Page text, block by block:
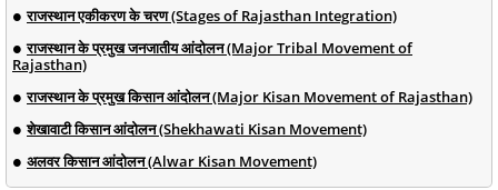
राजस्थान एकीकरण के चरण (Stages of Rajasthan Integration)
राजस्थान के प्रमुख जनजातीय आंदोलन (Major Tribal Movement of
Rajasthan)
राजस्थान के प्रमुख किसान आंदोलन (Major Kisan Movement of Rajasthan)
शेखावाटी किसान आंदोलन (Shekhawati Kisan Movement)
अलवर किसान आंदोलन (Alwar Kisan Movement)